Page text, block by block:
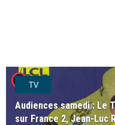
player2TV
Audiences samedi : Le
sur France 2, Jean-Luc